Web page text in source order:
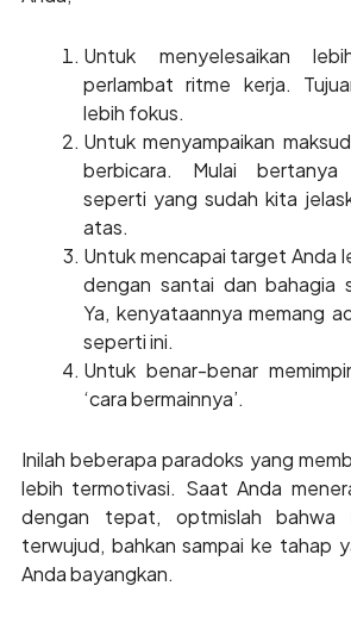
Untuk menyelesaikan
perlambat ritme kerja.
lebih fokus.
Untuk menyampaikan
berbicara. Mulai bertanya
seperti yang sudah kita
atas.
Untuk mencapai target Anda
dengan santai dan bahagia
Ya, kenyataannya memang
seperti ini.
Untuk benar-benar
‘cara bermainnya’.
Inilah beberapa paradoks yang
lebih termotivasi. Saat Anda
dengan tepat, optmislah bahwa
terwujud, bahkan sampai ke tahap
Anda bayangkan.